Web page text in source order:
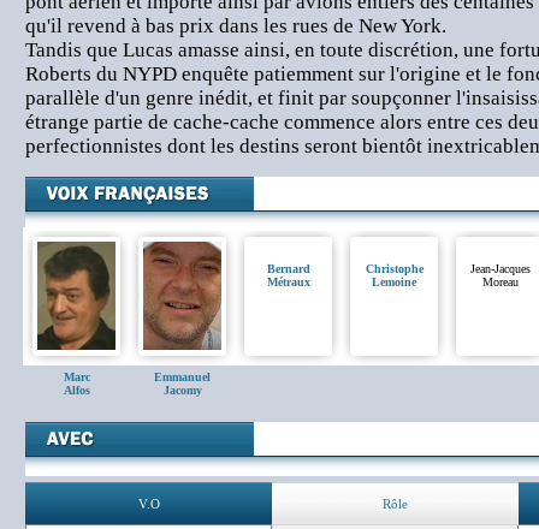
qu'il revend à bas prix dans les rues de New York.
Tandis que Lucas amasse ainsi, en toute discrétion, une
Roberts du NYPD enquête patiemment sur l'origine et le
parallèle d'un genre inédit, et finit par soupçonner
étrange partie de cache-cache commence alors entre ces
perfectionnistes dont les destins seront bientôt
Marc
Alfos
Emmanuel
Jacomy
Bernard
Métraux
Christophe
Lemoine
Jean-Jacques
Moreau
V.O Rôle